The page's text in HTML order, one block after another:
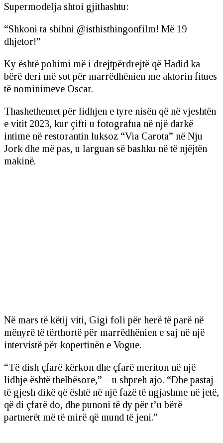
Supermodelja shtoi gjithashtu:
“Shkoni ta shihni @isthisthingonfilm! Më 19
dhjetor!”
Ky është pohimi më i drejtpërdrejtë që Hadid ka
bërë deri më sot për marrëdhënien me aktorin fitues
të nominimeve Oscar.
Thashethemet për lidhjen e tyre nisën që në vjeshtën
e vitit 2023, kur çifti u fotografua në një darkë
intime në restorantin luksoz “Via Carota” në Nju
Jork dhe më pas, u larguan së bashku në të njëjtën
makinë.
Në mars të këtij viti, Gigi foli për herë të parë në
mënyrë të tërthortë për marrëdhënien e saj në një
intervistë për kopertinën e Vogue.
“Të dish çfarë kërkon dhe çfarë meriton në një
lidhje është thelbësore,” – u shpreh ajo. “Dhe pastaj
të gjesh dikë që është në një fazë të ngjashme në jetë,
që di çfarë do, dhe punoni të dy për t’u bërë
partnerët më të mirë që mund të jeni.”